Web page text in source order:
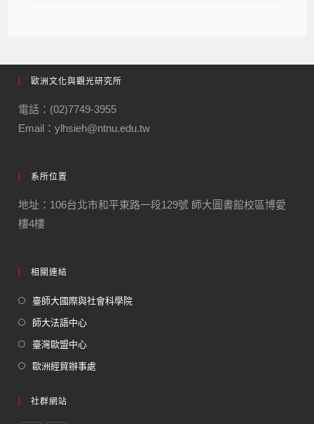
歐洲文化與觀光研究所
電話：(02)7749-3955
Email：ylhsieh@ntnu.edu.tw
系所位置
地址：106台北市和平東路一段129號 師大圖書館校區博愛
樓4樓
相關連結
臺師大國際與社會科學院
師大法語中心
臺灣歐盟中心
歐洲經貿辦事處
社群網站